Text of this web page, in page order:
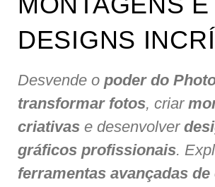
DESIGNS
Desvende o poder do
transformar fotos, criar
criativas e desenvolver
gráficos profissionais.
ferramentas avançadas de